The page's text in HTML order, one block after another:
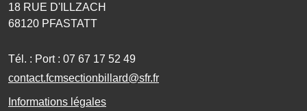
18 RUE D'ILLZACH
68120 PFASTATT
Tél. : Port : 07 67 17 52 49
contact.fcmsectionbillard@sfr.fr
Informations légales